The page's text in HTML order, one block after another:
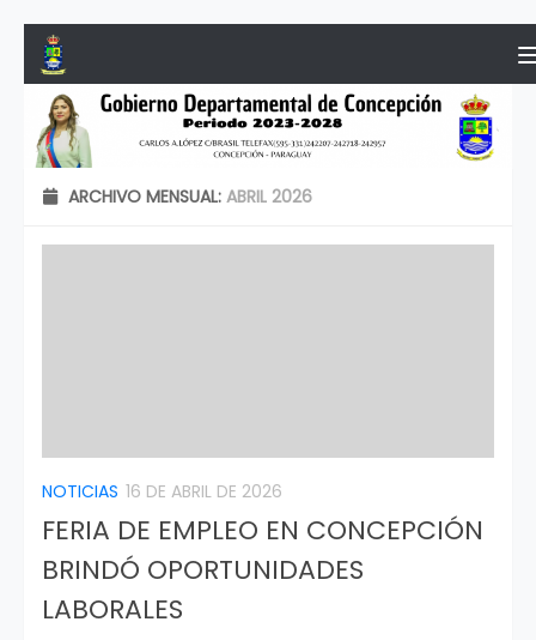
Saltar al contenido
ARCHIVO MENSUAL: ABRIL 2026
NOTICIAS 16 DE ABRIL DE 2026
FERIA DE EMPLEO EN CONCEPCIÓN
BRINDÓ OPORTUNIDADES
LABORALES